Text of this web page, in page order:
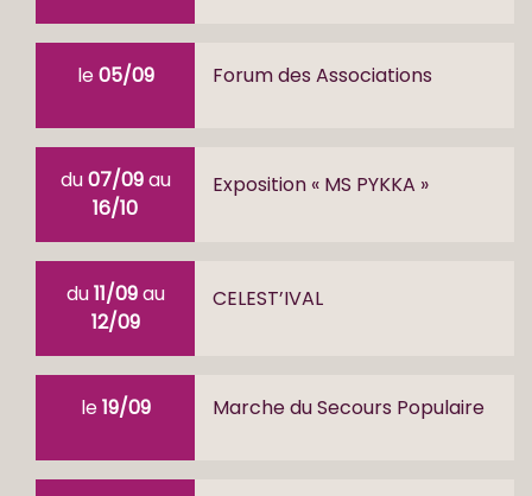
le05/09 Forum des Associations
du07/09au
16/10
Exposition « MS PYKKA »
du11/09au
12/09
CELEST’IVAL
le19/09 Marche du Secours Populaire